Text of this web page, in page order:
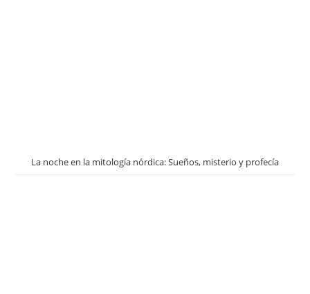
La noche en la mitología nórdica: Sueños, misterio y profecía